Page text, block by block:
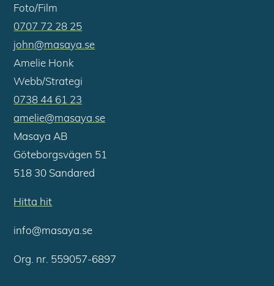
Masaya AB
Göteborgsvägen 51
518 30 Sandared
Hitta hit
info@masaya.se
Org. nr. 559057-6897
Amelie Honk
Webb/Strategi
0738 44 61 23
amelie@masaya.se
Foto/Film
0707 72 28 25
john@masaya.se